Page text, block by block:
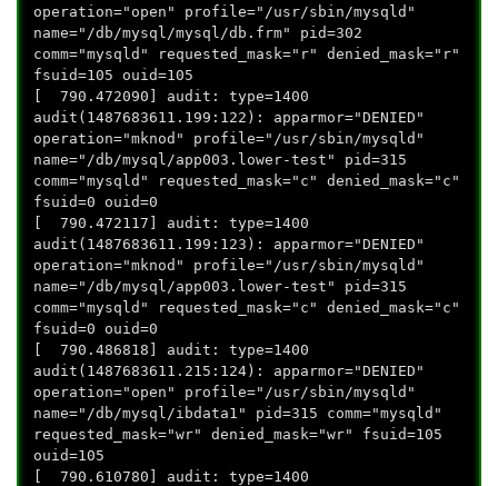
operation="open" profile="/usr/sbin/mysqld"
name="/db/mysql/mysql/db.frm" pid=302
comm="mysqld" requested_mask="r" denied_mask="r"
fsuid=105 ouid=105
[ 790.472090] audit: type=1400
audit(1487683611.199:122): apparmor="DENIED"
operation="mknod" profile="/usr/sbin/mysqld"
name="/db/mysql/app003.lower-test" pid=315
comm="mysqld" requested_mask="c" denied_mask="c"
fsuid=0 ouid=0
[ 790.472117] audit: type=1400
audit(1487683611.199:123): apparmor="DENIED"
operation="mknod" profile="/usr/sbin/mysqld"
name="/db/mysql/app003.lower-test" pid=315
comm="mysqld" requested_mask="c" denied_mask="c"
fsuid=0 ouid=0
[ 790.486818] audit: type=1400
audit(1487683611.215:124): apparmor="DENIED"
operation="open" profile="/usr/sbin/mysqld"
name="/db/mysql/ibdata1" pid=315 comm="mysqld"
requested_mask="wr" denied_mask="wr" fsuid=105
ouid=105
[ 790.610780] audit: type=1400